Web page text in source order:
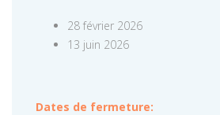
28 février 2026
13 juin 2026
Dates de fermeture: